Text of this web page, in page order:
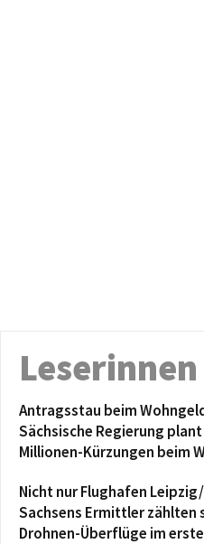
Antragsstau beim
Sächsische Regierung
Millionen-Kürzungen beim
Nicht nur Flughafen
Sachsens Ermittler zählten
Drohnen-Überflüge im